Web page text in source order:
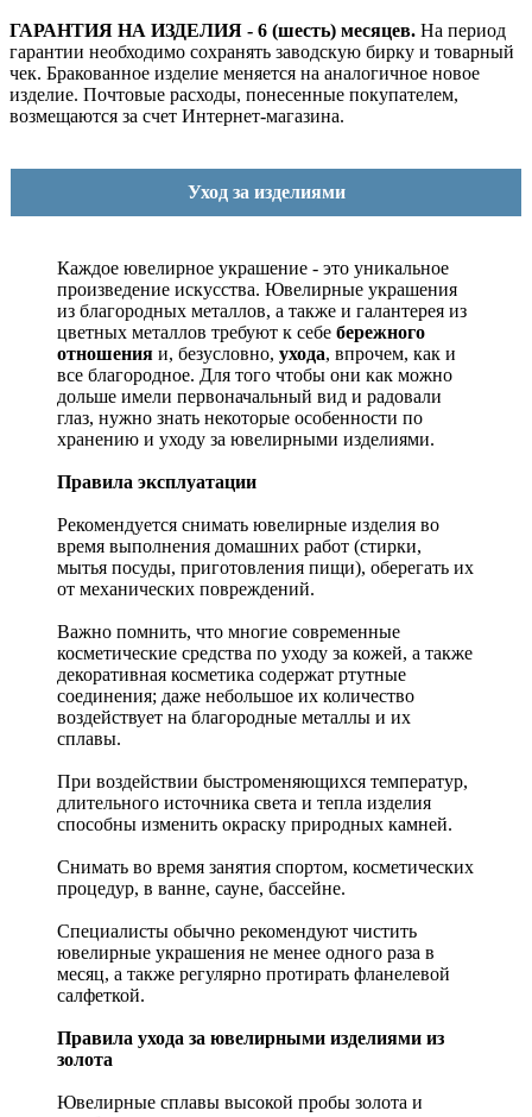
ГАРАНТИЯ НА ИЗДЕЛИЯ - 6 (шесть) месяцев. На период
гарантии необходимо сохранять заводскую бирку и товарный
чек. Бракованное изделие меняется на аналогичное новое
изделие. Почтовые расходы, понесенные покупателем,
возмещаются за счет Интернет-магазина.
Уход за изделиями
Каждое ювелирное украшение - это уникальное
произведение искусства. Ювелирные украшения
из благородных металлов, а также и галантерея из
цветных металлов требуют к себе бережного
отношения и, безусловно, ухода, впрочем, как и
все благородное. Для того чтобы они как можно
дольше имели первоначальный вид и радовали
глаз, нужно знать некоторые особенности по
хранению и уходу за ювелирными изделиями.
Правила эксплуатации
Рекомендуется снимать ювелирные изделия во
время выполнения домашних работ (стирки,
мытья посуды, приготовления пищи), оберегать их
от механических повреждений.
Важно помнить, что многие современные
косметические средства по уходу за кожей, а также
декоративная косметика содержат ртутные
соединения; даже небольшое их количество
воздействует на благородные металлы и их
сплавы.
При воздействии быстроменяющихся температур,
длительного источника света и тепла изделия
способны изменить окраску природных камней.
Снимать во время занятия спортом, косметических
процедур, в ванне, сауне, бассейне.
Специалисты обычно рекомендуют чистить
ювелирные украшения не менее одного раза в
месяц, а также регулярно протирать фланелевой
салфеткой.
Правила ухода за ювелирными изделиями из
золота
Ювелирные сплавы высокой пробы золота и